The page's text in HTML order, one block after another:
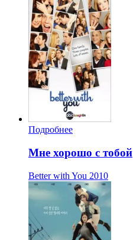
Подробнее
Мне хорошо с тобой
Better with You 2010